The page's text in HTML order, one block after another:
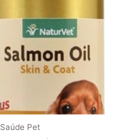
Saúde Pet